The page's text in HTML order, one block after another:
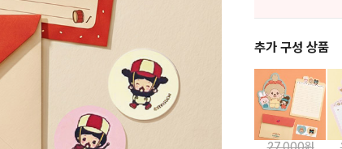
추가 구성 상품